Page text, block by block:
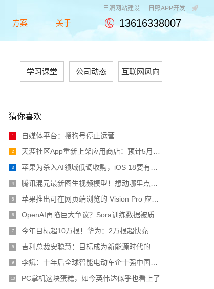
日照网站建设 日照APP开发
13616338007
方案
关于
About
学习课堂 公司动态 互联网风向
猜你喜欢
1 自媒体平台：搜狗号停止运营
2 天涯社区App重新上架应用商店：预计5月1日前恢复访问
3 苹果为杀入AI领域低调收购，iOS 18要有大动作
4 腾讯混元最新图生视频模型！想动哪里点哪里，诸葛青睁眼原来长这样 | 开源
5 苹果推出可在网页端浏览的 Vision Pro 应用程序商店
6 OpenAI再陷巨大争议？Sora训练数据被质疑非法，CTO采访疯狂翻车
7 今年目标超10万根！华为：2万根超快充充电桩投入运营
8 吉利总裁安聪慧：目标成为新能源时代的大众汽车
9 李斌：十年后全球智能电动车企十强中国占一半 比亚迪、吉利已预订席位
10 PC掌机这块蛋糕，如今英伟达似乎也看上了